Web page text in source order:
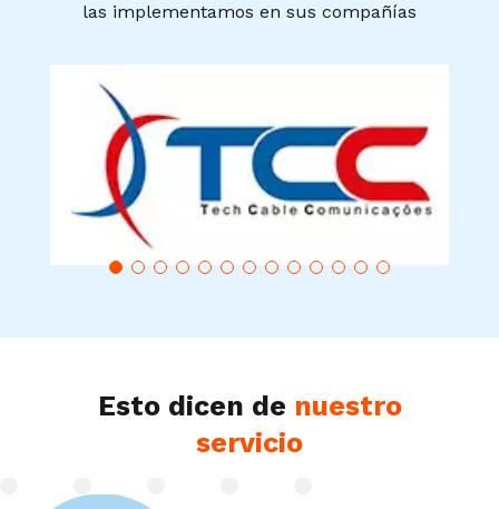
las implementamos en sus compañías
Esto dicen de nuestro
servicio